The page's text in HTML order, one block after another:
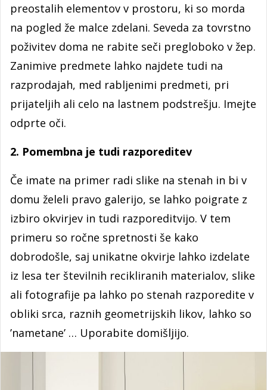
preostalih elementov v prostoru, ki so morda
na pogled že malce zdelani. Seveda za tovrstno
poživitev doma ne rabite seči pregloboko v žep.
Zanimive predmete lahko najdete tudi na
razprodajah, med rabljenimi predmeti, pri
prijateljih ali celo na lastnem podstrešju. Imejte
odprte oči.
2. Pomembna je tudi razporeditev
Če imate na primer radi slike na stenah in bi v
domu želeli pravo galerijo, se lahko poigrate z
izbiro okvirjev in tudi razporeditvijo. V tem
primeru so ročne spretnosti še kako
dobrodošle, saj unikatne okvirje lahko izdelate
iz lesa ter številnih recikliranih materialov, slike
ali fotografije pa lahko po stenah razporedite v
obliki srca, raznih geometrijskih likov, lahko so
’nametane’ … Uporabite domišljijo.